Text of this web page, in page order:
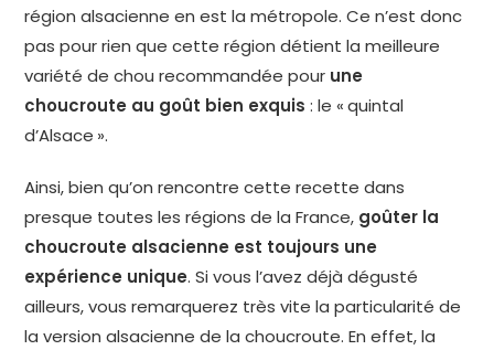
région alsacienne en est la métropole. Ce n’est donc
pas pour rien que cette région détient la meilleure
variété de chou recommandée pour une
choucroute au goût bien exquis : le « quintal
d’Alsace ».
Ainsi, bien qu’on rencontre cette recette dans
presque toutes les régions de la France, goûter la
choucroute alsacienne est toujours une
expérience unique. Si vous l’avez déjà dégusté
ailleurs, vous remarquerez très vite la particularité de
la version alsacienne de la choucroute. En effet, la